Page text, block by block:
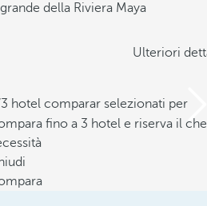
grande della Riviera Maya
Ulteriori
hotel comparar selezionati per
fino a 3 hotel e riserva il